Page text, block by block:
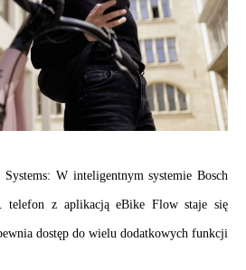
W inteligentnym systemie Bosch
telefon z aplikacją eBike Flow staje się
dostęp do wielu dodatkowych funkcji